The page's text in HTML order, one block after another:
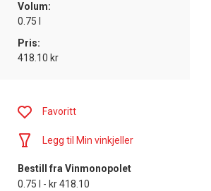
Volum:
0.75 l
Pris:
418.10 kr
Favoritt
Legg til Min vinkjeller
Bestill fra Vinmonopolet
0.75 l - kr 418.10